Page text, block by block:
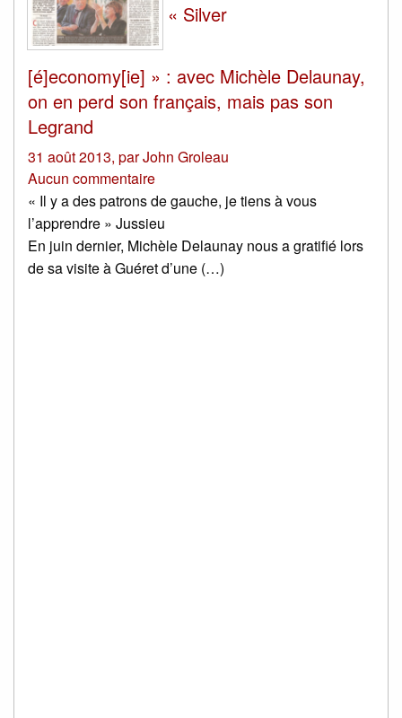
« Silver
[é]economy[ie] » : avec Michèle Delaunay,
on en perd son français, mais pas son
Legrand
31 août 2013, parJohn Groleau
Aucun commentaire
« Il y a des patrons de gauche, je tiens à vous
l’apprendre » Jussieu
En juin dernier, Michèle Delaunay nous a gratifié lors
de sa visite à Guéret d’une (…)